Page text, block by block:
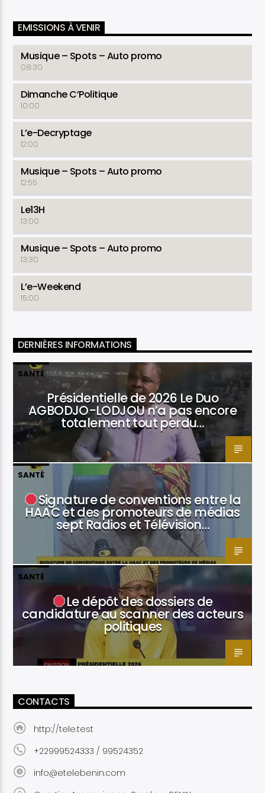
EMISSIONS À VENIR
Musique – Spots – Auto promo
08:30
Dimanche C’Politique
10:00
L’e-Decryptage
12:00
Musique – Spots – Auto promo
12:55
Le13H
13:00
Musique – Spots – Auto promo
13:30
L’e-Weekend
15:00
DERNIÈRES INFORMATIONS
SANTÉ
Présidentielle de 2026 Le Duo
AGBODJO-LODJOU n’a pas encore
totalement tout perdu…
SANTÉ
Signature de conventions entre la
HAAC et des promoteurs de médias
sept Radios et Télévision…
SANTÉ
Le dépôt des dossiers de
candidature au scanner des acteurs
politiques
CONTACTS
http://tele.test
+22999524333 / 99524352
info@etelebenin.com